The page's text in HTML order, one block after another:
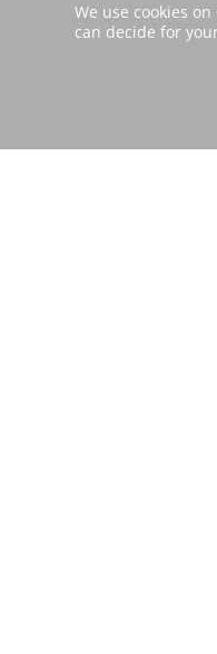
We use cookies
can decide for